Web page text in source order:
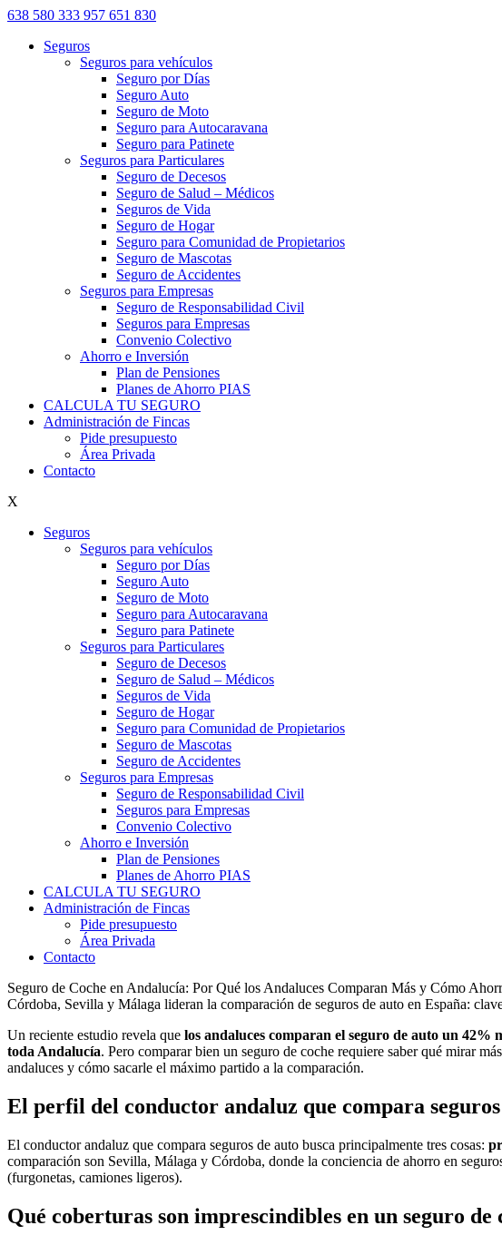
638 580 333 957 651 830
Seguros
Seguros para vehículos
Seguro por Días
Seguro Auto
Seguro de Moto
Seguro para Autocaravana
Seguro para Patinete
Seguros para Particulares
Seguro de Decesos
Seguro de Salud – Médicos
Seguros de Vida
Seguro de Hogar
Seguro para Comunidad de Propietarios
Seguro de Mascotas
Seguro de Accidentes
Seguros para Empresas
Seguro de Responsabilidad Civil
Seguros para Empresas
Convenio Colectivo
Ahorro e Inversión
Plan de Pensiones
Planes de Ahorro PIAS
CALCULA TU SEGURO
Administración de Fincas
Pide presupuesto
Área Privada
Contacto
X
Seguros
Seguros para vehículos
Seguro por Días
Seguro Auto
Seguro de Moto
Seguro para Autocaravana
Seguro para Patinete
Seguros para Particulares
Seguro de Decesos
Seguro de Salud – Médicos
Seguros de Vida
Seguro de Hogar
Seguro para Comunidad de Propietarios
Seguro de Mascotas
Seguro de Accidentes
Seguros para Empresas
Seguro de Responsabilidad Civil
Seguros para Empresas
Convenio Colectivo
Ahorro e Inversión
Plan de Pensiones
Planes de Ahorro PIAS
CALCULA TU SEGURO
Administración de Fincas
Pide presupuesto
Área Privada
Contacto
Seguro de Coche en Andalucía: Por Qué los Andaluces Comparan Más y Cómo
Córdoba, Sevilla y Málaga lideran la comparación de seguros de auto en España:
Un reciente estudio revela que los andaluces comparan el seguro de auto un 42%
toda Andalucía. Pero comparar bien un seguro de coche requiere saber qué mirar
andaluces y cómo sacarle el máximo partido a la comparación.
El perfil del conductor andaluz que compara seguros
El conductor andaluz que compara seguros de auto busca principalmente tres cosas:
comparación son Sevilla, Málaga y Córdoba, donde la conciencia de ahorro en
(furgonetas, camiones ligeros).
Qué coberturas son imprescindibles en un seguro de